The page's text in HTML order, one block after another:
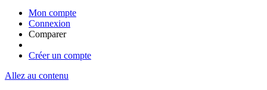
Mon compte
Connexion
Comparer
Créer un compte
Allez au contenu